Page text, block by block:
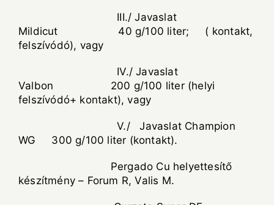
III./ Javaslat
Mildicut 40 g/100 liter; ( kontakt,
felszívódó), vagy
IV./ Javaslat
Valbon 200 g/100 liter (helyi
felszívódó+ kontakt), vagy
V./ Javaslat Champion
WG 300 g/100 liter (kontakt).
Pergado Cu helyettesítő
készítmény – Forum R, Valis M.